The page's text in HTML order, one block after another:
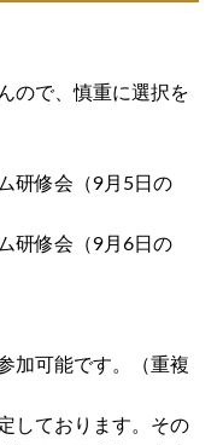
ので、慎重に選択を
研修会（9月5日の
研修会（9月6日の
加可能です。（重複
しております。その